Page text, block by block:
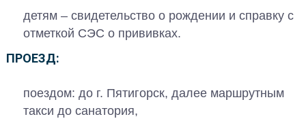
детям – свидетельство о рождении и справку с
отметкой СЭС о прививках.
ПРОЕЗД:
поездом: до г. Пятигорск, далее маршрутным
такси до санатория,